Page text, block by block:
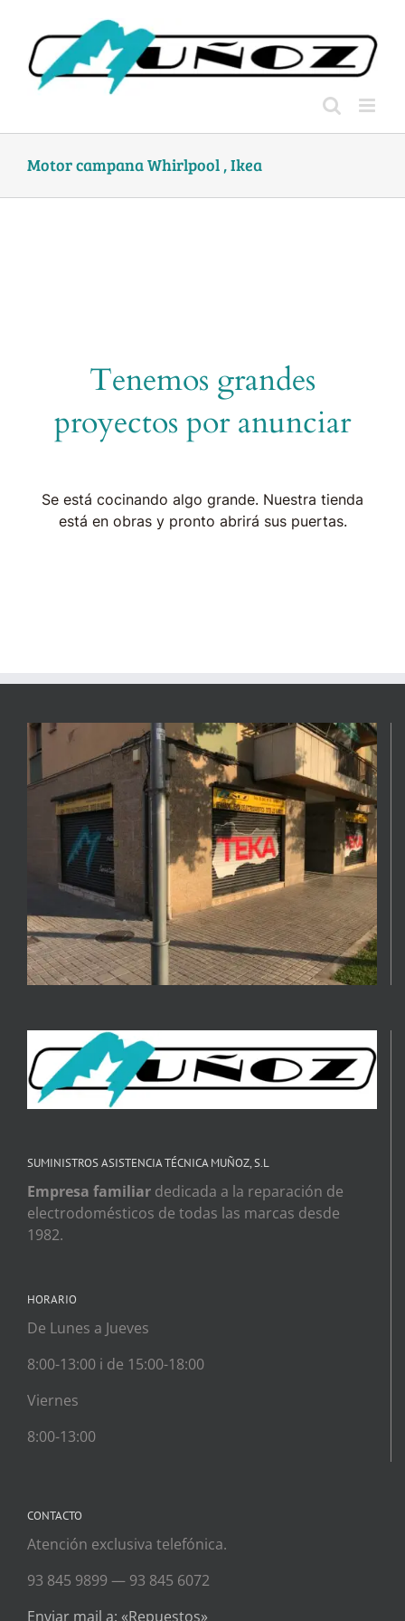
content
Motor campana Whirlpool , Ikea
Tenemos grandes
proyectos por anunciar
Se está cocinando algo grande. Nuestra tienda
está en obras y pronto abrirá sus puertas.
SUMINISTROS ASISTENCIA TÉCNICA MUÑOZ, S.L
Empresa familiar dedicada a la reparación de
electrodomésticos de todas las marcas desde
1982.
HORARIO
De Lunes a Jueves
8:00-13:00 i de 15:00-18:00
Viernes
8:00-13:00
CONTACTO
Atención exclusiva telefónica.
93 845 9899 — 93 845 6072
Enviar mail a: «Repuestos»